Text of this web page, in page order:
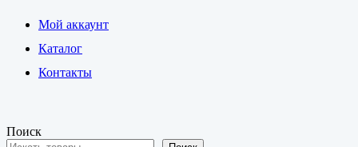
Мой аккаунт
Каталог
Контакты
Поиск